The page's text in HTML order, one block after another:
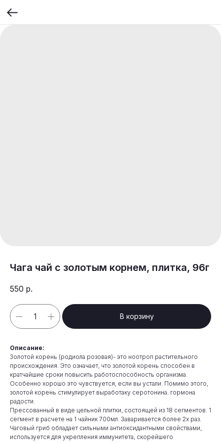
Чага чай с золотым корнем, плитка, 96г
550 р.
В корзину
Описание:
Золотой корень (родиола розовая)- это ноотроп растительного
происхождения. Это означает, что золотой корень способен в
кратчайшие сроки повысить работоспособность организма.
Особенно хорошо это чувствуется, если вы устали. Помимо этого,
золотой корень стимулирует выработаку серотонина. гормона
радости.
Прессованный в виде цельной плитки, состоящей из 18 сегментов. 1
сегмент в расчете на 1 чайник 700мл. Заваривается более 2х раз.
Чаговый гриб обладает сильными антиоксидантными свойствами,
используется для укрепления иммунитета, скорейшего